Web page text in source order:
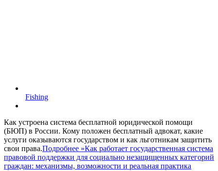
Fishing
Как устроена система бесплатной юридической помощи
(БЮП) в России. Кому положен бесплатный адвокат, какие
услуги оказываются государством и как льготникам защитить
свои права.Подробнее »Как работает государственная система
правовой поддержки для социально незащищенных категорий
граждан: механизмы, возможности и реальная практика